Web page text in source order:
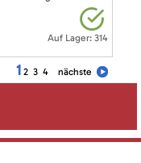
Auf Lager: 314
1 2 3 4 nächste